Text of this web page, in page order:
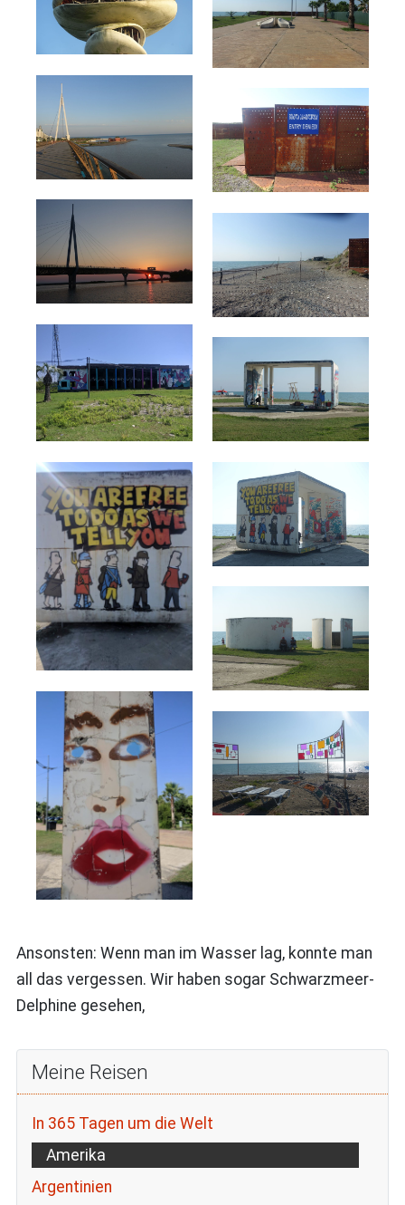
Ansonsten: Wenn man im Wasser lag, konnte man
all das vergessen. Wir haben sogar Schwarzmeer-
Delphine gesehen,
Meine Reisen
In 365 Tagen um die Welt
Amerika
Argentinien